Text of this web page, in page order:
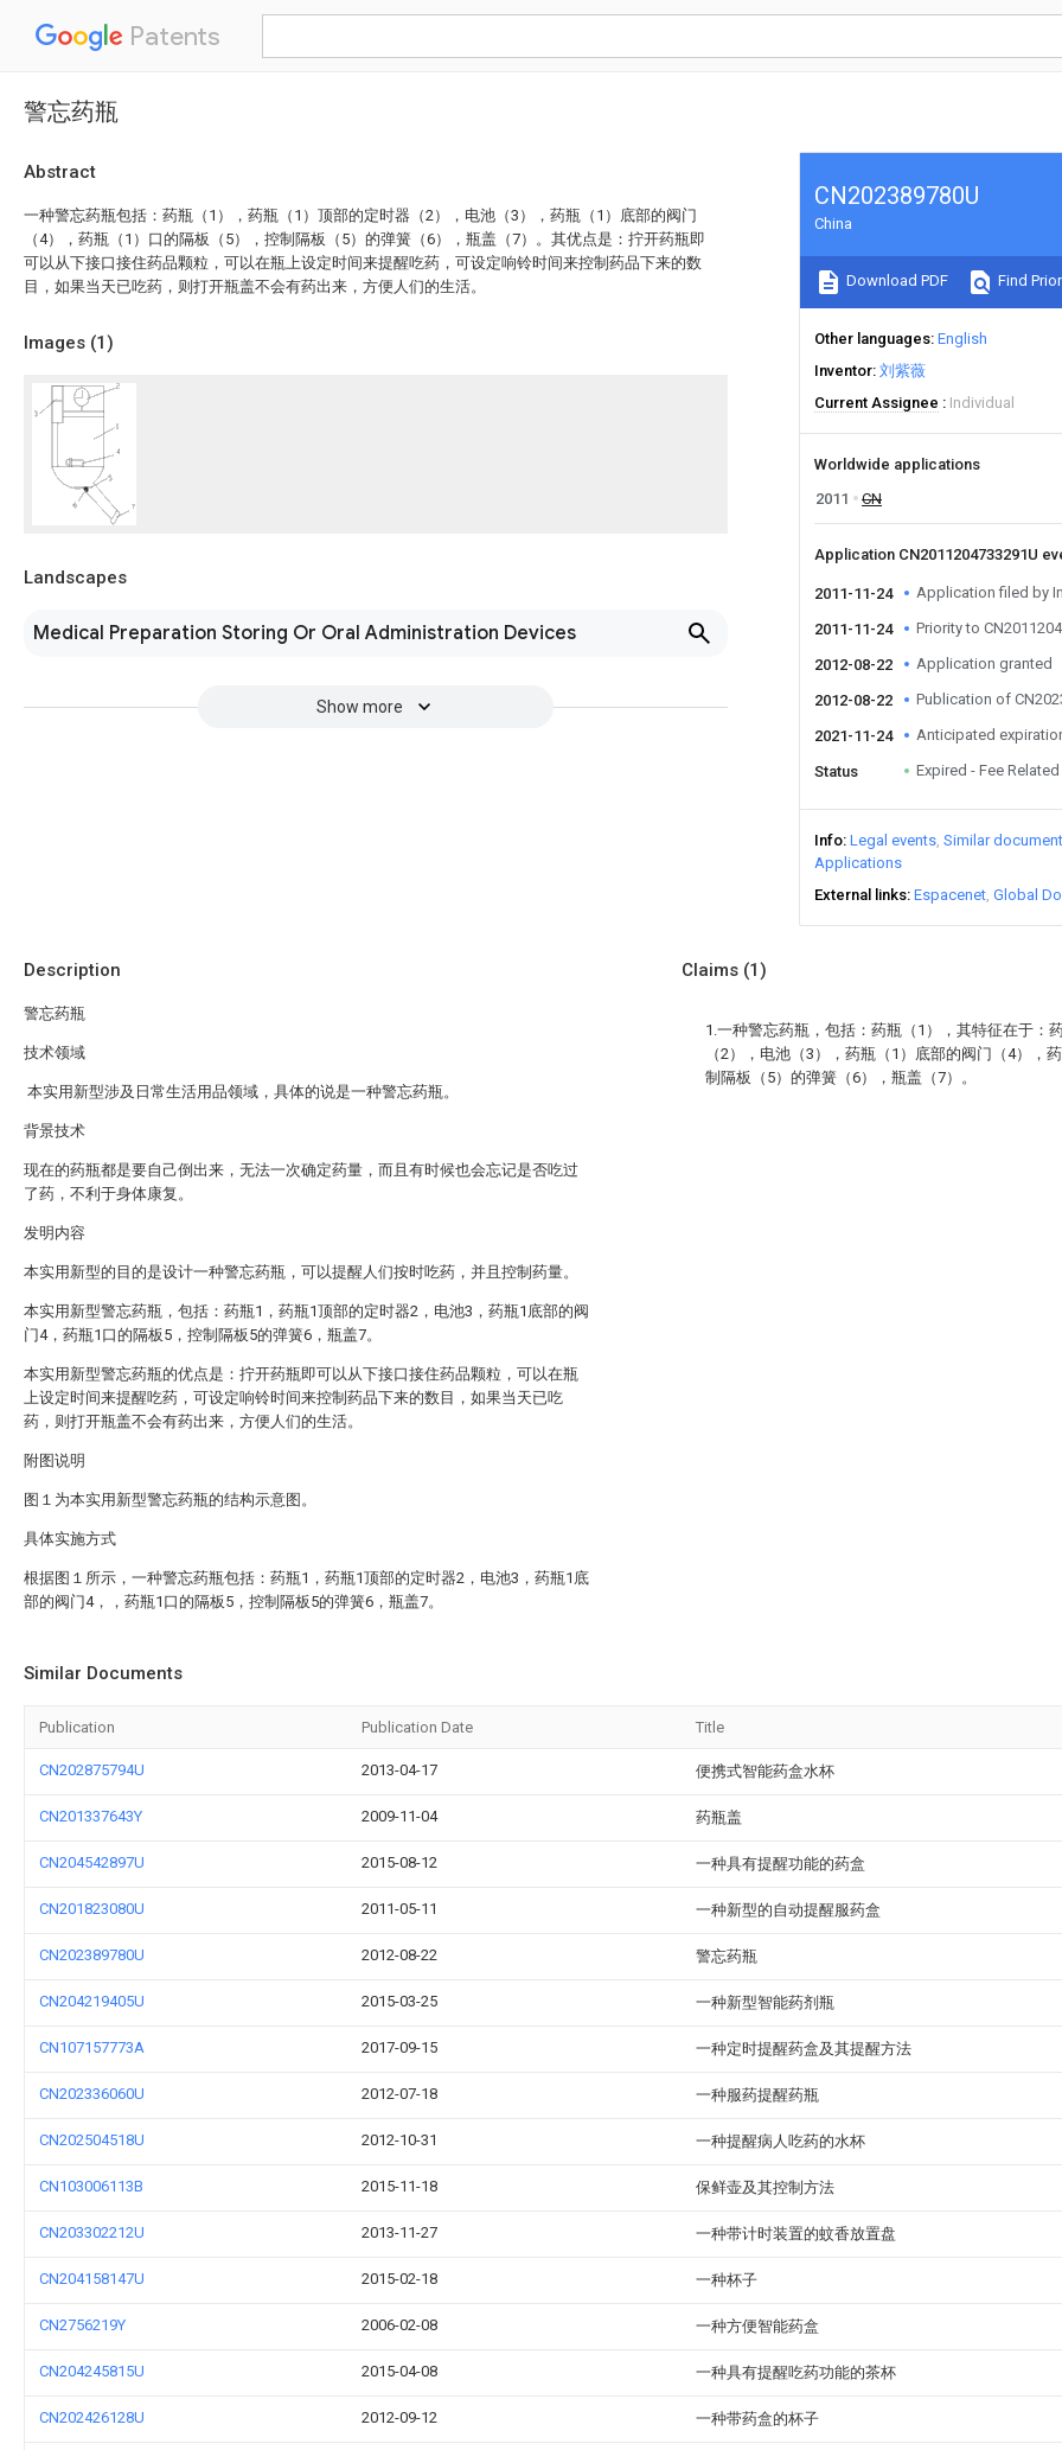
Patents
警忘药瓶
Abstract
一种警忘药瓶包括：药瓶（1），药瓶（1）顶部的定时器（2），电池（3），药瓶（1）底部的阀门
（4），药瓶（1）口的隔板（5），控制隔板（5）的弹簧（6），瓶盖（7）。其优点是：拧开药瓶即
可以从下接口接住药品颗粒，可以在瓶上设定时间来提醒吃药，可设定响铃时间来控制药品下来的数
目，如果当天已吃药，则打开瓶盖不会有药出来，方便人们的生活。
Images (1)
Landscapes
Medical Preparation Storing Or Oral Administration Devices
Show more
CN202389780U
China
Download PDF Find
Other languages English
Inventor 刘紫薇
Current Assignee
Individual
Worldwide applications
2011
CN
Application CN2011204733291U
2011-11-24 Application filed by
2011-11-24 Priority to
2012-08-22 Application granted
2012-08-22 Publication of
2021-11-24 Anticipated
Status Expired - Fee Related
Info Legal events Similar
Applications
External links Espacenet Global
Description
警忘药瓶
技术领域
本实用新型涉及日常生活用品领域，具体的说是一种警忘药瓶。
背景技术
现在的药瓶都是要自己倒出来，无法一次确定药量，而且有时候也会忘记是否吃过
了药，不利于身体康复。
发明内容
本实用新型的目的是设计一种警忘药瓶，可以提醒人们按时吃药，并且控制药量。
本实用新型警忘药瓶，包括：药瓶1，药瓶1顶部的定时器2，电池3，药瓶1底部的阀
门4，药瓶1口的隔板5，控制隔板5的弹簧6，瓶盖7。
本实用新型警忘药瓶的优点是：拧开药瓶即可以从下接口接住药品颗粒，可以在瓶
上设定时间来提醒吃药，可设定响铃时间来控制药品下来的数目，如果当天已吃
药，则打开瓶盖不会有药出来，方便人们的生活。
附图说明
图１为本实用新型警忘药瓶的结构示意图。
具体实施方式
根据图１所示，一种警忘药瓶包括：药瓶1，药瓶1顶部的定时器2，电池3，药瓶1底
部的阀门4，，药瓶1口的隔板5，控制隔板5的弹簧6，瓶盖7。
Claims (1)
1.一种警忘药瓶，包括：药瓶（1），其特征在于：
（2），电池（3），药瓶（1）底部的阀门（4），
制隔板（5）的弹簧（6），瓶盖（7）。
Similar Documents
Publication Publication Date Title
CN202875794U 2013-04-17 便携式智能药盒水杯
CN201337643Y 2009-11-04 药瓶盖
CN204542897U 2015-08-12 一种具有提醒功能的药盒
CN201823080U 2011-05-11 一种新型的自动提醒服药盒
CN202389780U 2012-08-22 警忘药瓶
CN204219405U 2015-03-25 一种新型智能药剂瓶
CN107157773A 2017-09-15 一种定时提醒药盒及其提醒方法
CN202336060U 2012-07-18 一种服药提醒药瓶
CN202504518U 2012-10-31 一种提醒病人吃药的水杯
CN103006113B 2015-11-18 保鲜壶及其控制方法
CN203302212U 2013-11-27 一种带计时装置的蚊香放置盘
CN204158147U 2015-02-18 一种杯子
CN2756219Y 2006-02-08 一种方便智能药盒
CN204245815U 2015-04-08 一种具有提醒吃药功能的茶杯
CN202426128U 2012-09-12 一种带药盒的杯子